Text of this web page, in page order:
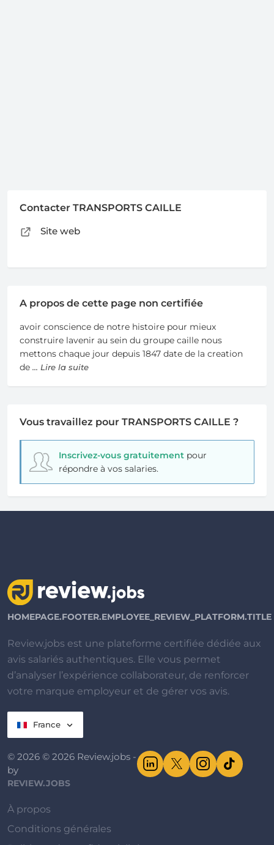
Contacter TRANSPORTS CAILLE
Site web
A propos de cette page non certifiée
avoir conscience de notre histoire pour mieux
construire lavenir au sein du groupe caille nous
mettons chaque jour depuis 1847 date de la creation
de ... Lire la suite
Vous travaillez pour TRANSPORTS CAILLE ?
Inscrivez-vous gratuitementpour
répondre à vos salaries.
HOMEPAGE.FOOTER.EMPLOYEE_REVIEW_PLATFORM.TITLE
Review.jobs est une plateforme certifiée dédiée aux
avis salariés authentiques. Elle vous permet
d’analyser l’expérience collaborateur, de renforcer
votre marque employeur et de gérer vos avis.
France
© 2026 © 2026 Review.jobs -
by
REVIEW.JOBS
À propos
Conditions générales